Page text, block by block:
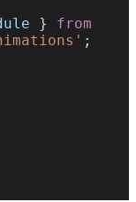
} from
;